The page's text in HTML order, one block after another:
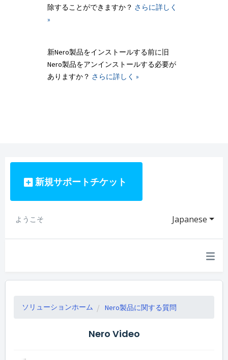
除することができますか？ さらに詳しく
»
新Nero製品をインストールする前に旧
Nero製品をアンインストールする必要が
ありますか？ さらに詳しく »
新規サポートチケット
Japanese
ようこそ
ソリューションホーム Nero製品に関する質問
Nero Video